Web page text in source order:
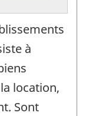
à
location,
Sont